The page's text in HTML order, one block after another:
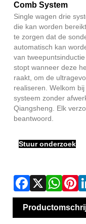
Comb System
Single wagen drie
die kan worden
te zorgen dat de
automatisch kan
van
stopt wanneer deze
raakt, om de
realiseren. Welkom
systeem zonder
Qiangsheng. Elk
beantwoord.
Stuur onderzoek